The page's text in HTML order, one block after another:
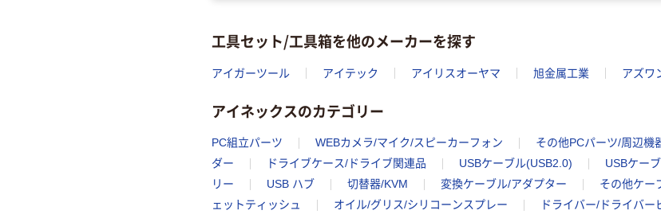
工具セット/工具箱を他のメーカーを探す
アイガーツール アイテック アイリスオーヤマ 旭金属工業 アズワ
アイネックスのカテゴリー
PC組立パーツ WEBカメラ/マイク/スピーカーフォン その他PCパーツ/周辺機
ダー
ドライブケース/ドライブ関連品 USBケーブル(USB2.0) USBケー
リー
USB ハブ 切替器/KVM 変換ケーブル/アダプター その他ケー
ェットティッシュ
オイル/グリス/シリコーンスプレー ドライバー/ドライバー